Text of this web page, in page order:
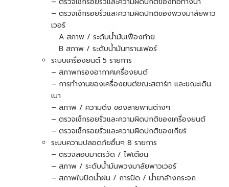
– ตรวจเช็กรอยรั่วและความผิดปกติของพวงมาลัยพาว
เวอร์
A สภาพ / ระดับน้ำมันเฟืองท้าย
B สภาพ / ระดับน้ำมันทรานเฟอร์
ระบบเครื่องยนต์ 5 รายการ
– สภาพกรองอากาศเครื่องยนต์
– การทำงานของเครื่องยนต์ขณะสตาร์ท และขณะเดิน
เบา
– สภาพ / ความตึง ของสายพานต่างๆ
– ตรวจเช็กรอยรั่วและความผิดปกติของเครื่องยนต์
– ตรวจเช็กรอยรั่วและความผิดปกติของเกียร์
ระบบความปลอดภัยอื่นๆ 8 รายการ
– ตรวจสอบมาตรวัด / ไฟเตือน
– สภาพ / ระดับน้ำมันพวงมาลัยพาวเวอร์
– สภาพใบปัดน้ำฝน / การปัด / น้ำยาล้างกระจก